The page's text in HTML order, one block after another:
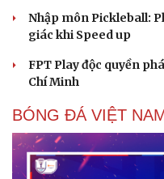
Nhập môn Pickleball:
giác khi Speed up
FPT Play độc quyền
Chí Minh
BÓNG ĐÁ VIỆT